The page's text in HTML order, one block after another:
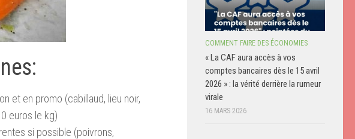
et en promo (cabillaud, lieu noir,
euros le kg)
si possible (poivrons,
COMMENT FAIRE DES ÉCONOMIES
« La CAF aura accès à vos
comptes bancaires dès le 15 avril
2026 » : la vérité derrière la rumeur
virale
16 MARS 2026